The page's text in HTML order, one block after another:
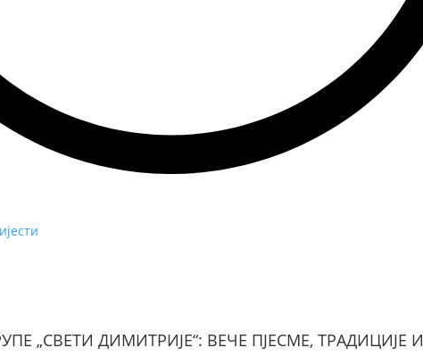
„СВЕТИ ДИМИТРИЈЕ“: ВЕЧЕ ПЈЕСМЕ, ТРАДИЦИЈЕ И